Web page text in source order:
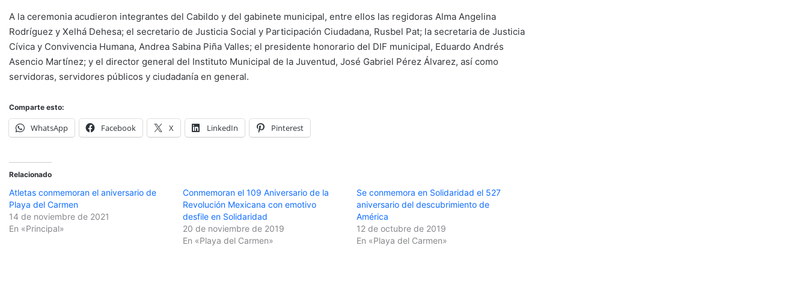
A la ceremonia acudieron integrantes del Cabildo y del gabinete municipal, entre ellos las regidoras Alma Angelina
Rodríguez y Xelhá Dehesa; el secretario de Justicia Social y Participación Ciudadana, Rusbel Pat; la secretaria de Justicia
Cívica y Convivencia Humana, Andrea Sabina Piña Valles; el presidente honorario del DIF municipal, Eduardo Andrés
Asencio Martínez; y el director general del Instituto Municipal de la Juventud, José Gabriel Pérez Álvarez, así como
servidoras, servidores públicos y ciudadanía en general.
Comparte esto:
WhatsApp Facebook X LinkedIn Pinterest
Relacionado
Atletas conmemoran el aniversario de
Playa del Carmen
14 de noviembre de 2021
En «Principal»
Conmemoran el 109 Aniversario de la
Revolución Mexicana con emotivo
desfile en Solidaridad
20 de noviembre de 2019
En «Playa del Carmen»
Se conmemora en Solidaridad el 527
aniversario del descubrimiento de
América
12 de octubre de 2019
En «Playa del Carmen»